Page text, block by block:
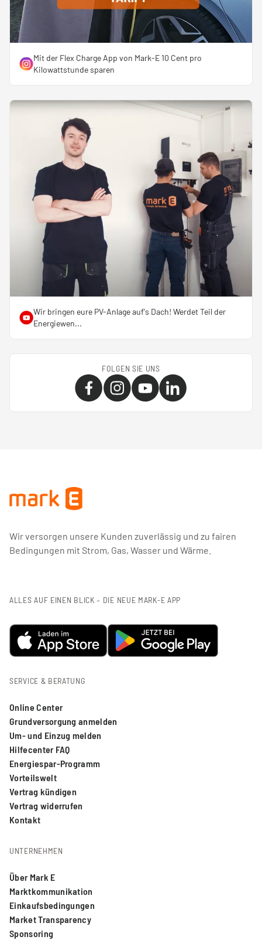
Mit der Flex Charge App von Mark-E 10 Cent pro
Kilowattstunde sparen
Wir bringen eure PV-Anlage auf's Dach! Werdet Teil der
Energiewen...
FOLGEN SIE UNS
Wir versorgen unsere Kunden zuverlässig und zu fairen
Bedingungen mit Strom, Gas, Wasser und Wärme.
ALLES AUF EINEN BLICK – DIE NEUE MARK-E APP
SERVICE & BERATUNG
Online Center
Grundversorgung anmelden
Um- und Einzug melden
Hilfecenter FAQ
Energiespar-Programm
Vorteilswelt
Vertrag kündigen
Vertrag widerrufen
Kontakt
UNTERNEHMEN
Über Mark E
Marktkommunikation
Einkaufsbedingungen
Market Transparency
Sponsoring